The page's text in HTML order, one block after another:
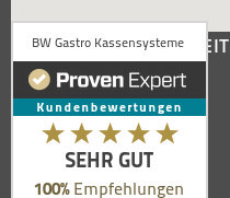
KUNDENZUFRIEDENHEIT